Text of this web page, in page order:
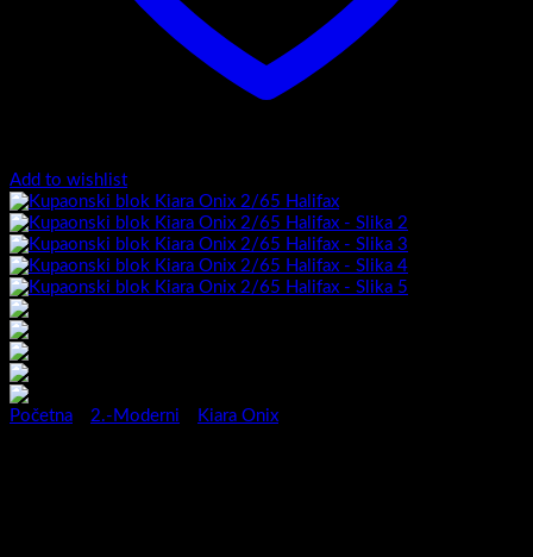
Add to wishlist
Početna 2.-Moderni Kiara Onix